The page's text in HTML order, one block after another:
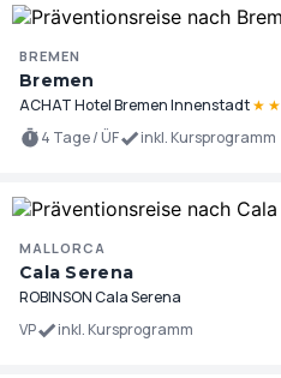
BREMEN
Bremen
ACHAT Hotel Bremen Innenstadt★ ★
4 Tage / ÜF
inkl. Kursprogramm
MALLORCA
Cala Serena
ROBINSON Cala Serena
VP
inkl. Kursprogramm